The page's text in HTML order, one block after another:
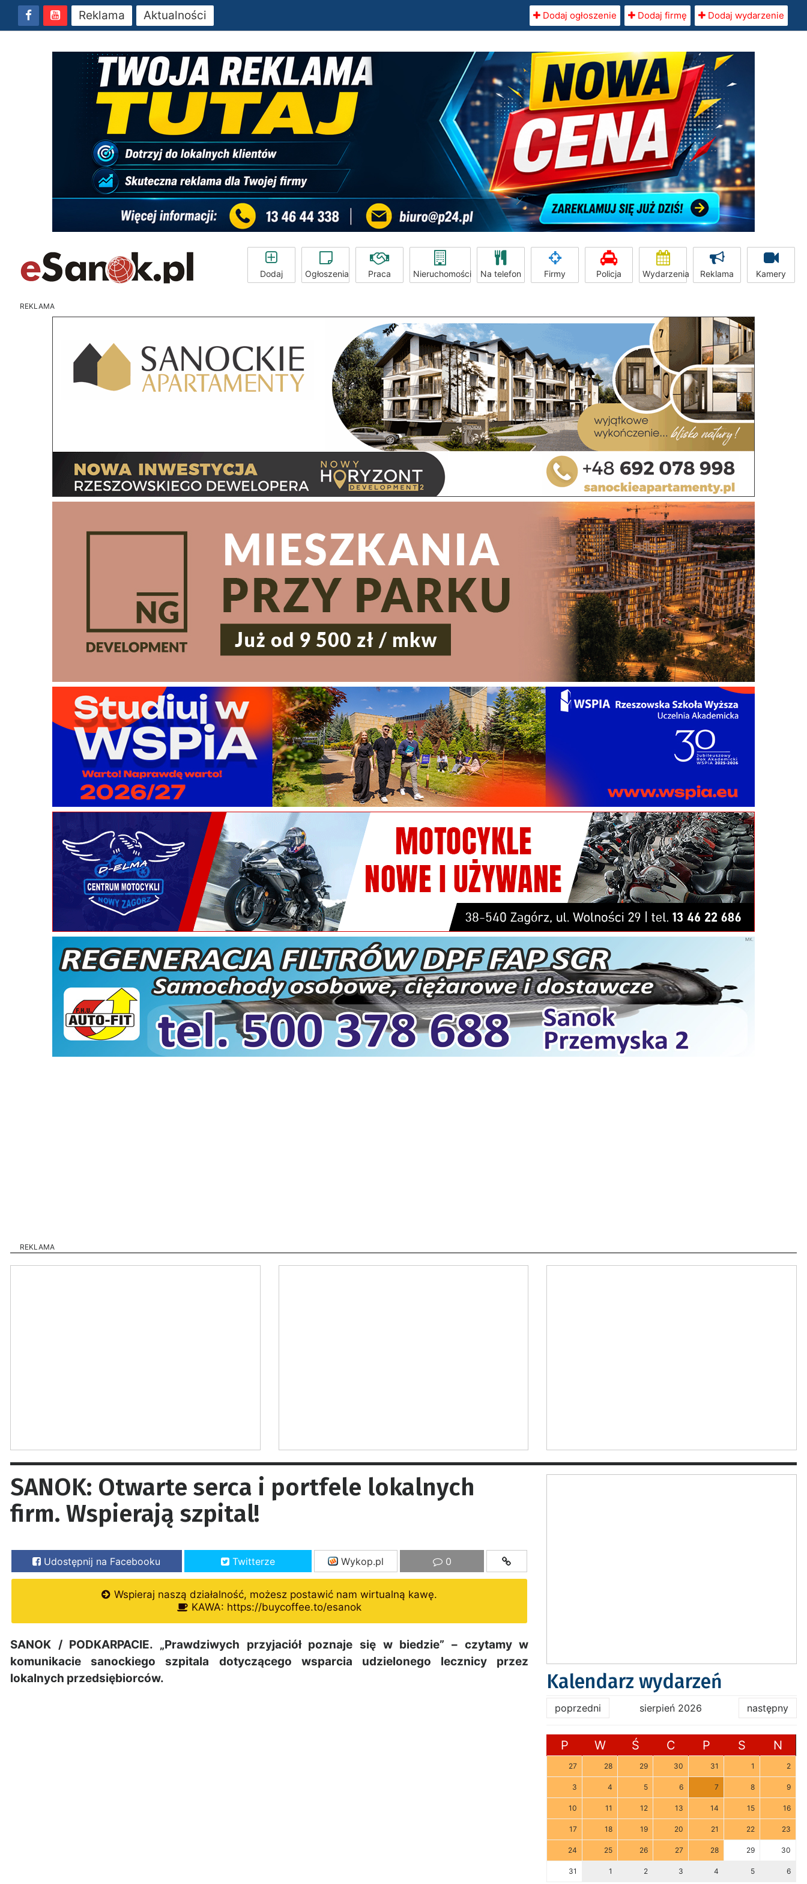
Reklama Aktualności Dodaj ogłoszenie Dodaj firmę Dodaj wydarzenie
Dodaj Ogłoszenia Praca Nieruchomości Na telefon Firmy Policja Wydarzenia Reklama Kamery
REKLAMA
REKLAMA
SANOK: Otwarte serca i portfele lokalnych
firm. Wspierają szpital!
Udostępnij na Facebooku Twitterze Wykop.pl 0
Wspieraj naszą działalność, możesz postawić nam wirtualną kawę.
KAWA: https://buycoffee.to/esanok
SANOK / PODKARPACIE. „Prawdziwych przyjaciół poznaje się w biedzie” – czytamy w
komunikacie sanockiego szpitala dotyczącego wsparcia udzielonego lecznicy przez
lokalnych przedsiębiorców.
Kalendarz wydarzeń
poprzedni sierpień 2026 następny
P W Ś C P S N
27 28 29 30 31 1 2
3 4 5 6 7 8 9
10 11 12 13 14 15 16
17 18 19 20 21 22 23
24 25 26 27 28 29 30
31 1 2 3 4 5 6